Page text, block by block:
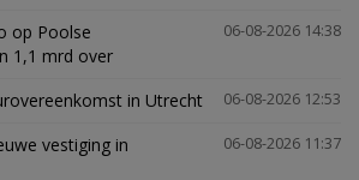
06-08-2026 14:38
op Poolse
1,1 mrd over
06-08-2026 12:53
in Utrecht
06-08-2026 11:37
vestiging in